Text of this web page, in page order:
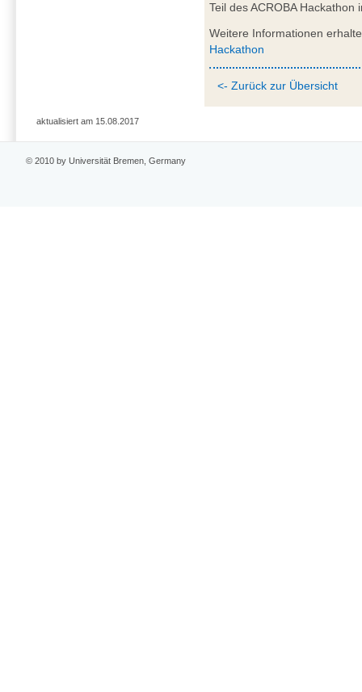
Teil des ACROBA Hackathon
Weitere Informationen
Hackathon
<- Zurück zur Übersicht
aktualisiert am 15.08.2017
© 2010 by Universität Bremen, Germany